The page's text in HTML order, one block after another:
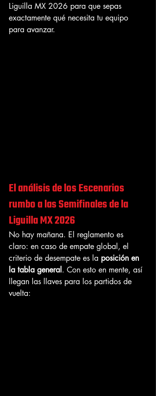
Liguilla MX 2026 para que sepas
exactamente qué necesita tu equipo
para avanzar.
El análisis de los Escenarios
rumbo a las Semifinales de la
Liguilla MX 2026
No hay mañana. El reglamento es
claro: en caso de empate global, el
criterio de desempate es la posición en
la tabla general . Con esto en mente, así
llegan las llaves para los partidos de
vuelta: